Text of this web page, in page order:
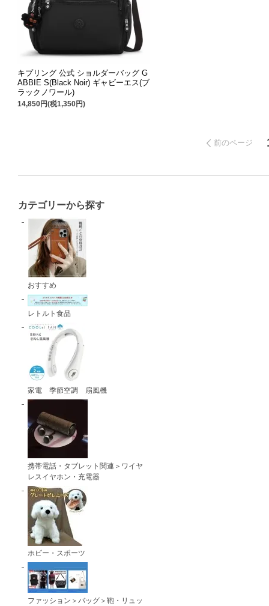
キプリング 公式 ショルダーバッグ G
ABBIE S(Black Noir) ギャビーエス(ブ
ラックノワール)
14,850円(税1,350円)
前のページ
カテゴリーから探す
おすすめ
レトルト食品
家電 季節空調 扇風機
携帯電話・タブレット関連＞ワイヤ
レスイヤホン・充電器
ホビー・スポーツ
ファッション＞バッグ＞鞄・リュッ